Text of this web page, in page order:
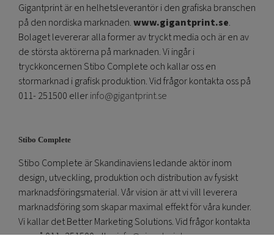
Gigantprint är en helhetsleverantör i den grafiska branschen
på den nordiska marknaden.www.gigantprint.se.
Bolaget levererar alla former av tryckt media och är en av
de största aktörerna på marknaden. Vi ingår i
tryckkoncernen Stibo Complete och kallar oss en
stormarknad i grafisk produktion. Vid frågor kontakta oss på
011- 251500 ellerinfo@gigantprint.se
Stibo Complete
Stibo Complete är Skandinaviens ledande aktör inom
design, utveckling, produktion och distribution av fysiskt
marknadsföringsmaterial. Vår vision är att vi vill leverera
marknadsföring som skapar maximal effekt för våra kunder.
Vi kallar det Better Marketing Solutions. Vid frågor kontakta
oss på 011- 251500 ellerinfo@gigantprint.se